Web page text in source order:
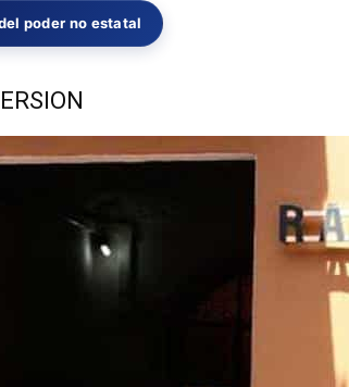
poder no estatal